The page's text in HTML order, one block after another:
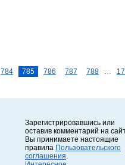
784 785 786 787 788
Зарегистрировавшись или
оставив комментарий на
Вы принимаете настоящие
правила Пользовательского
соглашения